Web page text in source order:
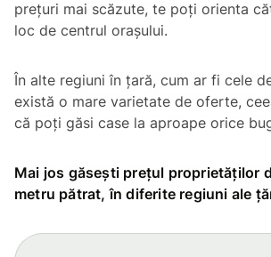
prețuri mai scăzute, te poți orienta
loc de centrul orașului.
În alte regiuni în țară, cum ar fi cele
există o mare varietate de oferte,
că poți găsi case la aproape orice
Mai jos găsești prețul proprietăților
metru pătrat, în diferite regiuni ale